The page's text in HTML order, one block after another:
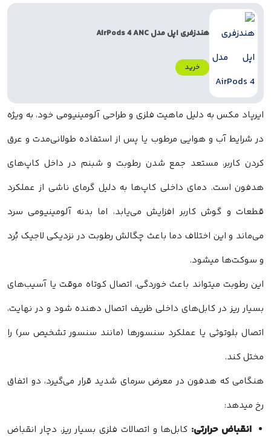
هندزفری اپل مدل AirPods 4 ANC
خرید
ایرپاد مکس به دلیل ماهیت فلزی و طراحی آلومینیومی خود، به ویژه
در شرایط آب و هوایی مرطوب یا پس از استفاده طولانی‌مدت و عرق
کردن کاربر، مستعد جمع شدن رطوبت و شبنم در داخل کاپ‌های
هدفون است. دمای داخلی کاپ‌ها به دلیل گرمای ناشی از عملکرد
قطعات و گوش کاربر افزایش می‌یابد، اما بدنه آلومینیومی سرد
می‌ماند و این اختلاف دما باعث چگالش رطوبت در نزدیکی لاجیک بُرد
و سوکت‌ها میشود.
این رطوبت میتواند باعث خوردگی، اتصال کوتاه موقت یا آسیب‌های
بسیار ریز در کابل‌های داخلی ظریف اتصال دهنده شود و در نهایت،
اتصال بلوتوثی یا عملکرد سنسورها (مانند سنسور تشخیص سر) را
مختل کند.
هنگامی که هدفون در معرض سرمای شدید قرار می‌گیرد، دو اتفاق
رخ میدهد:
انقباض حرارتی: کابل‌ها و اتصالات فلزی بسیار ریز، دچار انقباض